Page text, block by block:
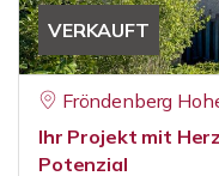
VERKAUFT
Fröndenberg
Ihr Projekt mit
Potenzial